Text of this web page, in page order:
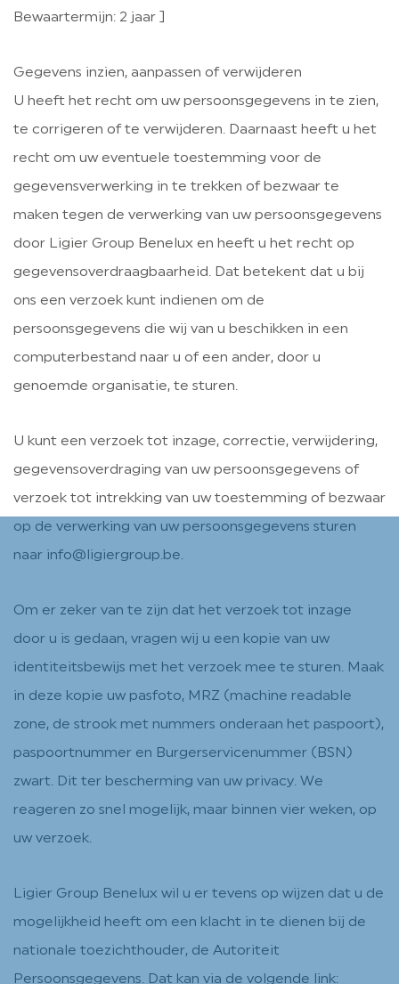
Bewaartermijn: 2 jaar ]
Gegevens inzien, aanpassen of verwijderen
U heeft het recht om uw persoonsgegevens in te zien,
te corrigeren of te verwijderen. Daarnaast heeft u het
recht om uw eventuele toestemming voor de
gegevensverwerking in te trekken of bezwaar te
maken tegen de verwerking van uw persoonsgegevens
door Ligier Group Benelux en heeft u het recht op
gegevensoverdraagbaarheid. Dat betekent dat u bij
ons een verzoek kunt indienen om de
persoonsgegevens die wij van u beschikken in een
computerbestand naar u of een ander, door u
genoemde organisatie, te sturen.
U kunt een verzoek tot inzage, correctie, verwijdering,
gegevensoverdraging van uw persoonsgegevens of
verzoek tot intrekking van uw toestemming of bezwaar
op de verwerking van uw persoonsgegevens sturen
naar info@ligiergroup.be.
Om er zeker van te zijn dat het verzoek tot inzage
door u is gedaan, vragen wij u een kopie van uw
identiteitsbewijs met het verzoek mee te sturen. Maak
in deze kopie uw pasfoto, MRZ (machine readable
zone, de strook met nummers onderaan het paspoort),
paspoortnummer en Burgerservicenummer (BSN)
zwart. Dit ter bescherming van uw privacy. We
reageren zo snel mogelijk, maar binnen vier weken, op
uw verzoek.
Ligier Group Benelux wil u er tevens op wijzen dat u de
mogelijkheid heeft om een klacht in te dienen bij de
nationale toezichthouder, de Autoriteit
Persoonsgegevens. Dat kan via de volgende link: